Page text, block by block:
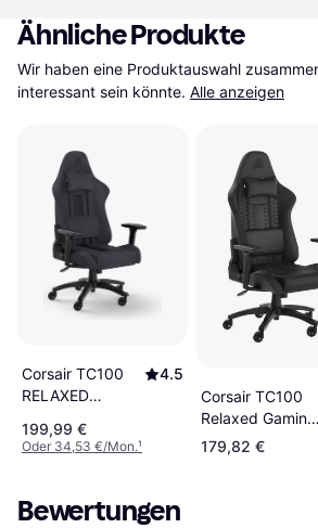
Ähnliche Produkte
Wir haben eine Produktauswahl
interessant sein könnte. Alle anzeigen
Corsair TC100
RELAXED
Grey/Black
4.5
199,99 €
Oder 34,53 €/Mon.¹
Corsair TC100
Relaxed Gaming
Chair – Black
179,82 €
Bewertungen